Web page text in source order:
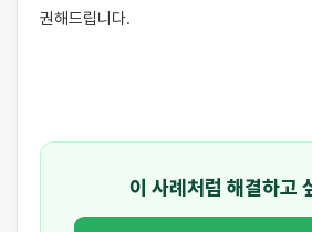
권해드립니다.
이 사례처럼 해결하고